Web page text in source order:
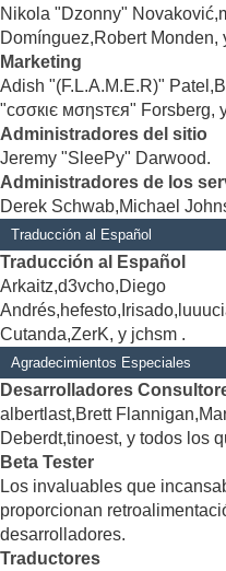
Nikola "Dzonny"
Domínguez,Robert Monden,
Marketing
Adish "(F.L.A.M.E.R)"
"cσσкιє мσηѕтєя" Forsberg,
Administradores del sitio
Jeremy "SleePy" Darwood.
Administradores de los
Derek Schwab,Michael
Traducción al Español
Traducción al Español
Arkaitz,d3vcho,Diego
Cutanda,ZerK, y jchsm .
Agradecimientos Especiales
Desarrolladores
albertlast,Brett
Deberdt,tinoest, y todos los
Beta Tester
Los invaluables que
proporcionan
desarrolladores.
Traductores